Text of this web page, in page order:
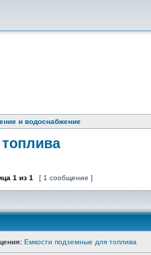
и водоснабжение
1 из 1 [ 1 сообщение ]
Емкости подземные для топлива